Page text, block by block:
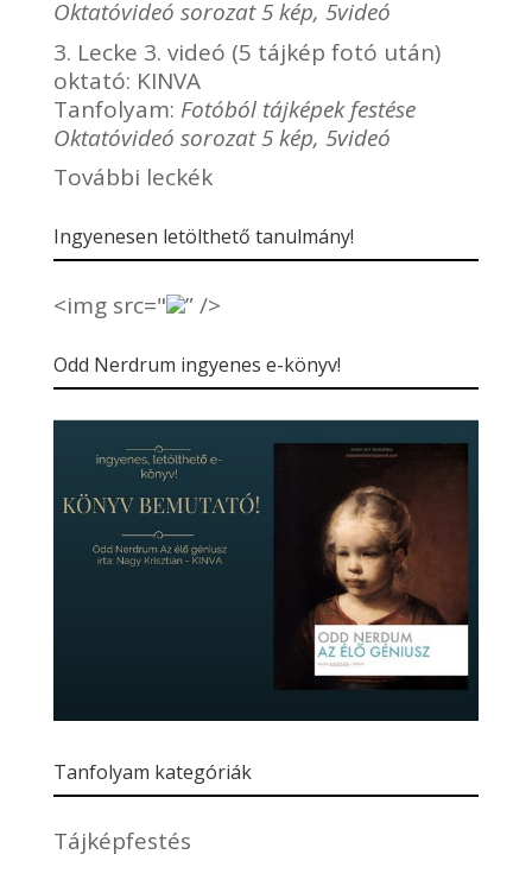
Oktatóvideó sorozat 5 kép, 5videó
3. Lecke 3. videó (5 tájkép fotó után)
oktató: KINVA
Tanfolyam: Fotóból tájképek festése
Oktatóvideó sorozat 5 kép, 5videó
További leckék
Ingyenesen letölthető tanulmány!
<img src=" ” />
Odd Nerdrum ingyenes e-könyv!
Tanfolyam kategóriák
Tájképfestés